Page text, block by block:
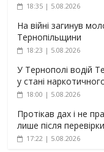
18:35 | 5.08.2026
На війні загинув
Тернопільщини
18:23 | 5.08.2026
У Тернополі водій
у стані
18:00 | 5.08.2026
Протікав дах і не
лише після
17:22 | 5.08.2026